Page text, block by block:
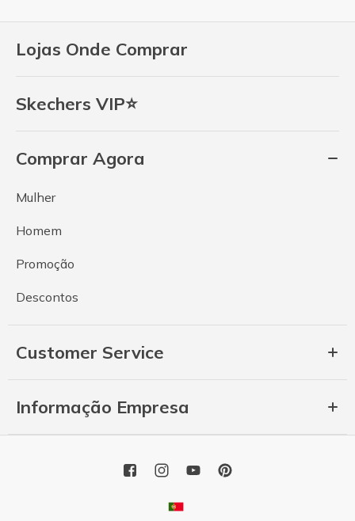
Lojas Onde Comprar
Skechers VIP⭐
Comprar Agora
Mulher
Homem
Promoção
Descontos
Customer Service
Informação Empresa